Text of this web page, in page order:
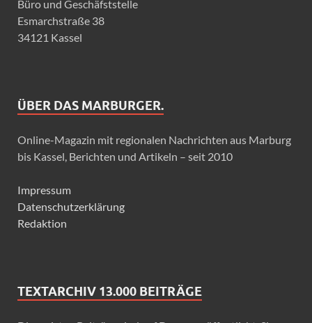
Büro und Geschäfststelle
Esmarchstraße 38
34121 Kassel
ÜBER DAS MARBURGER.
Online-Magazin mit regionalen Nachrichten aus Marburg
bis Kassel, Berichten und Artikeln – seit 2010
Impressum
Datenschutzerklärung
Redaktion
TEXTARCHIV 13.000 BEITRÄGE